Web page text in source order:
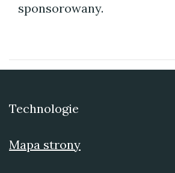
sponsorowany.
Technologie
Mapa strony